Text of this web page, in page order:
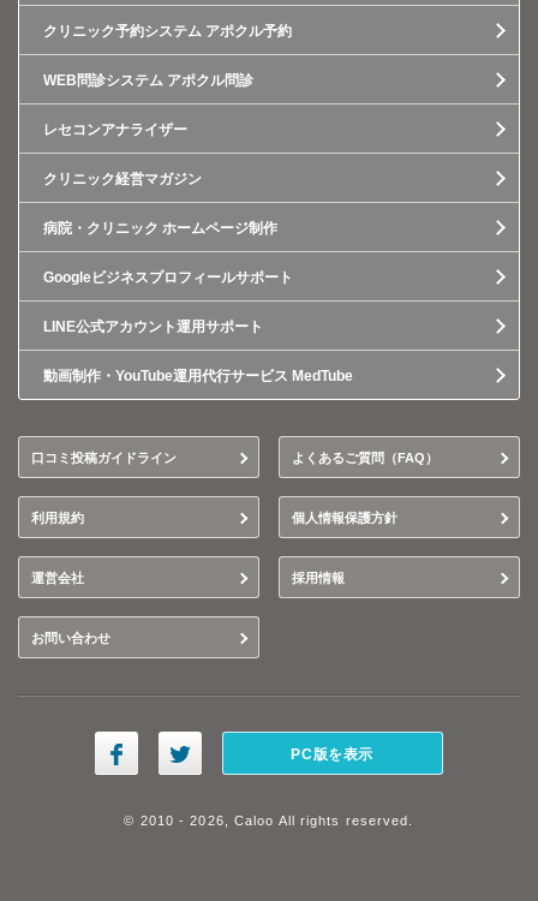
クリニック予約システム アポクル予約
WEB問診システム アポクル問診
レセコンアナライザー
クリニック経営マガジン
病院・クリニック ホームページ制作
Googleビジネスプロフィールサポート
LINE公式アカウント運用サポート
動画制作・YouTube運用代行サービス MedTube
口コミ投稿ガイドライン よくあるご質問（FAQ）
利用規約 個人情報保護方針
運営会社 採用情報
お問い合わせ
PC版を表示
© 2010 - 2026, Caloo All rights reserved.